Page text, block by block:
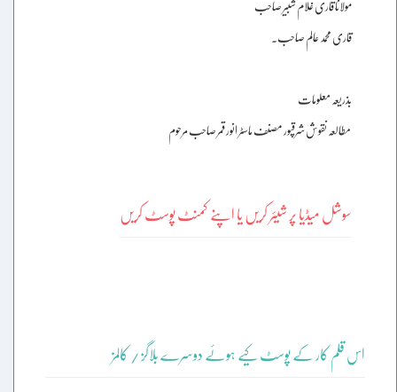
مولانا قاری غلام شبیر صاحب
قاری محمد عالم صاحب۔
بذریعہ معلومات
مطالعہ نقوش شرقپور مصنف ماسٹر انور قمر صاحب مرحوم
سوشل میڈیا پر شیئر کریں یا اپنے کمنٹ پوسٹ کریں
اس قلم کار کے پوسٹ کیے ہوئے دوسرے بلاگز / کالمز